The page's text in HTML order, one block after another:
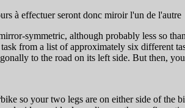
à effectuer seront donc miroir l'un de l'autre
symmetric, although probably less so
from a list of approximately six different
to the road on its left side. But then,
so your two legs are on either side of